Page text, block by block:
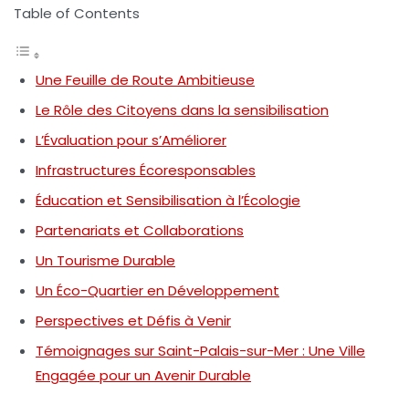
Table of Contents
Une Feuille de Route Ambitieuse
Le Rôle des Citoyens dans la sensibilisation
L’Évaluation pour s’Améliorer
Infrastructures Écoresponsables
Éducation et Sensibilisation à l’Écologie
Partenariats et Collaborations
Un Tourisme Durable
Un Éco-Quartier en Développement
Perspectives et Défis à Venir
Témoignages sur Saint-Palais-sur-Mer : Une Ville
Engagée pour un Avenir Durable